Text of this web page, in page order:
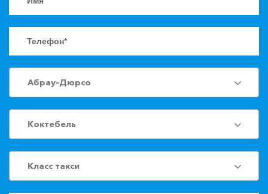
Абрау-Дюрсо
Коктебель
Класс такси